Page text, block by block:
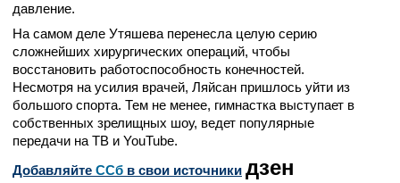
давление.
На самом деле Утяшева перенесла целую серию
сложнейших хирургических операций, чтобы
восстановить работоспособность конечностей.
Несмотря на усилия врачей, Ляйсан пришлось уйти из
большого спорта. Тем не менее, гимнастка выступает в
собственных зрелищных шоу, ведет популярные
передачи на ТВ и YouTube.
Добавляйте CСб в свои источники дзен